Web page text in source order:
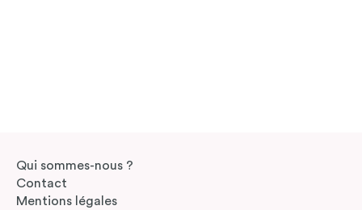
Qui sommes-nous ?
Contact
Mentions légales